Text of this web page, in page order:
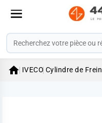
 IVECO Cylindre de Frein